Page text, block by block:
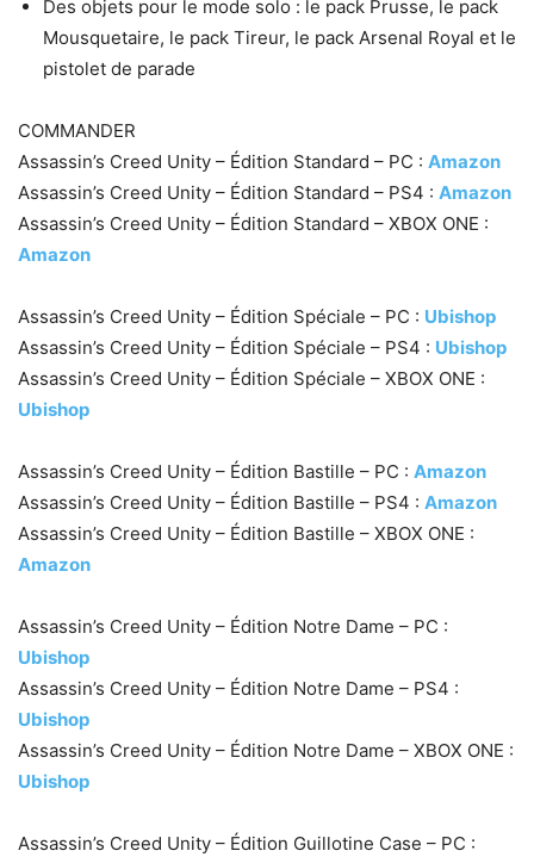
Des objets pour le mode solo : le pack Prusse, le pack
Mousquetaire, le pack Tireur, le pack Arsenal Royal et le
pistolet de parade
COMMANDER
Assassin’s Creed Unity – Édition Standard – PC : Amazon
Assassin’s Creed Unity – Édition Standard – PS4 : Amazon
Assassin’s Creed Unity – Édition Standard – XBOX ONE :
Amazon
Assassin’s Creed Unity – Édition Spéciale – PC : Ubishop
Assassin’s Creed Unity – Édition Spéciale – PS4 : Ubishop
Assassin’s Creed Unity – Édition Spéciale – XBOX ONE :
Ubishop
Assassin’s Creed Unity – Édition Bastille – PC : Amazon
Assassin’s Creed Unity – Édition Bastille – PS4 : Amazon
Assassin’s Creed Unity – Édition Bastille – XBOX ONE :
Amazon
Assassin’s Creed Unity – Édition Notre Dame – PC :
Ubishop
Assassin’s Creed Unity – Édition Notre Dame – PS4 :
Ubishop
Assassin’s Creed Unity – Édition Notre Dame – XBOX ONE :
Ubishop
Assassin’s Creed Unity – Édition Guillotine Case – PC :